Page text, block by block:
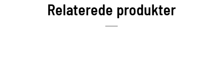
Relaterede produkter